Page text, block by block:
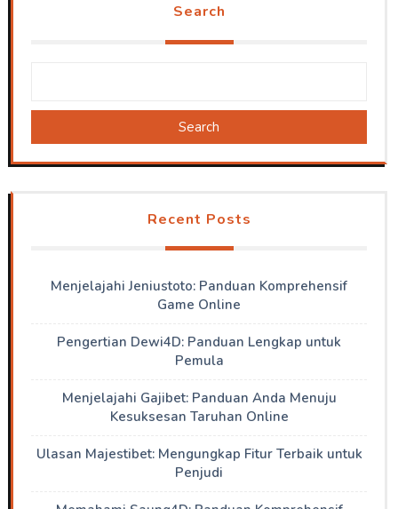
Search
Search
Recent Posts
Menjelajahi Jeniustoto: Panduan Komprehensif
Game Online
Pengertian Dewi4D: Panduan Lengkap untuk
Pemula
Menjelajahi Gajibet: Panduan Anda Menuju
Kesuksesan Taruhan Online
Ulasan Majestibet: Mengungkap Fitur Terbaik untuk
Penjudi